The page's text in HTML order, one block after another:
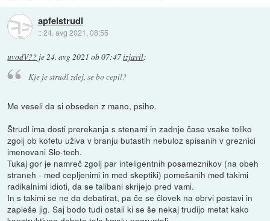
apfelstrudl
::24. avg 2021, 08:55
uvodV?? je24. avg 2021 ob 07:47izjavil:
Kje je strudl zdej, se bo cepil?
Me veseli da si obseden z mano, psiho.
Štrudl ima dosti prerekanja s stenami in zadnje čase vsake toliko
zgolj ob kofetu uživa v branju butastih nebuloz spisanih v greznici
imenovani Slo-tech.
Tukaj gor je namreč zgolj par inteligentnih posameznikov (na obeh
straneh - med cepljenimi in med skeptiki) pomešanih med takimi
radikalnimi idioti, da se talibani skrijejo pred vami.
In s takimi se ne da debatirat, pa če se človek na obrvi postavi in
zapleše jig. Saj bodo tudi ostali ki se še nekaj trudijo metat kako